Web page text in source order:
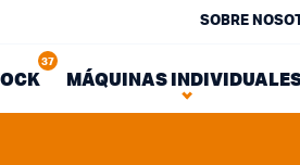
SOBRE
37
MÁQUINAS